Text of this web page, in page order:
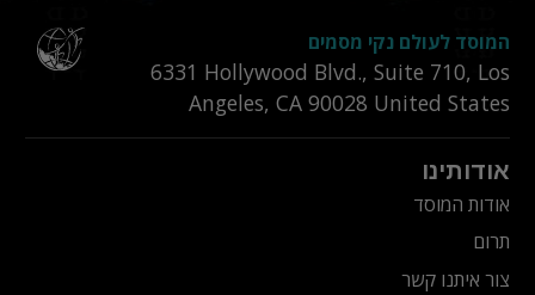
המוסד לעולם נקי מסמים
6331‎ Hollywood Blvd., Suite 710, Los
Angeles, CA 90028 United States
אודותינו
אודות המוסד
תרום
צור איתנו קשר